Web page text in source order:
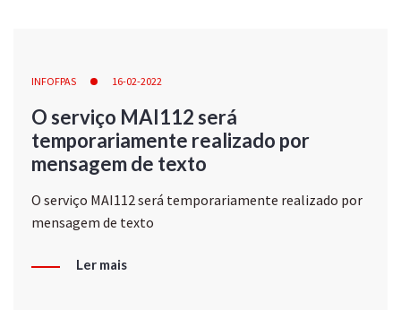
INFOFPAS 16-02-2022
O serviço MAI112 será
temporariamente realizado por
mensagem de texto
O serviço MAI112 será temporariamente realizado por
mensagem de texto
Ler mais